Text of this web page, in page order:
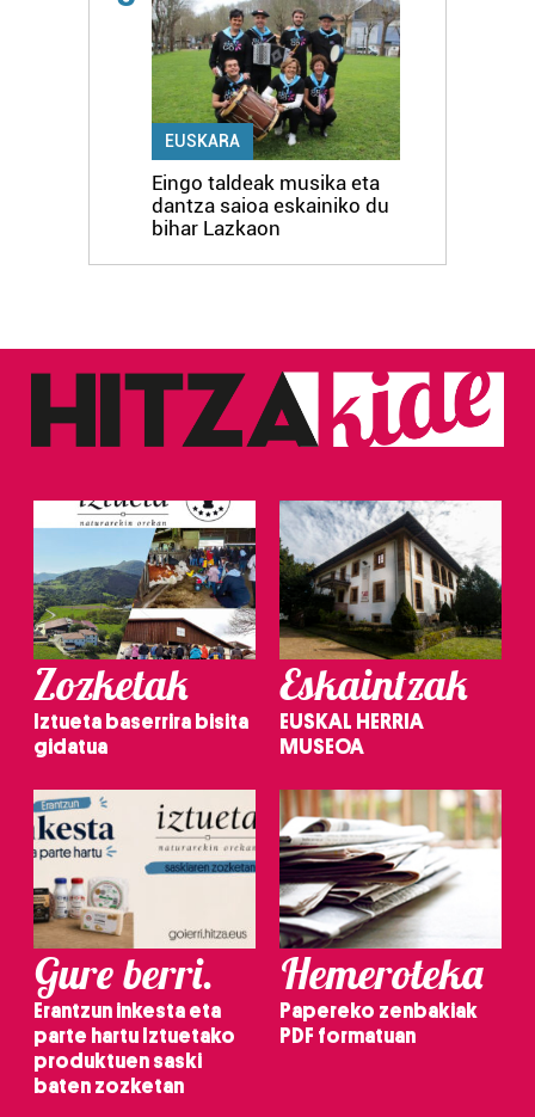
EUSKARA
Eingo taldeak musika eta
dantza saioa eskainiko du
bihar Lazkaon
Zozketak
Iztueta baserrira bisita
gidatua
Eskaintzak
EUSKAL HERRIA
MUSEOA
Gure berri.
Erantzun inkesta eta
parte hartu Iztuetako
produktuen saski
baten zozketan
Hemeroteka
Papereko zenbakiak
PDF formatuan